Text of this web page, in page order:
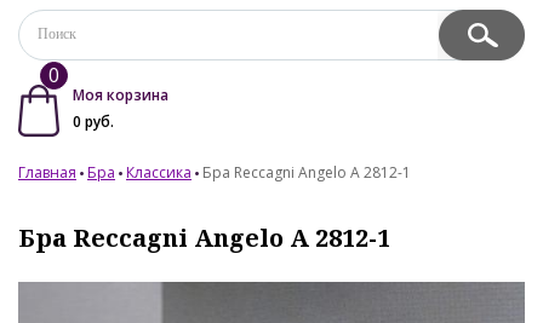
0
Моя корзина
0 руб.
Главная Бра Классика Бра Reccagni Angelo A 2812-1
Бра Reccagni Angelo A 2812-1